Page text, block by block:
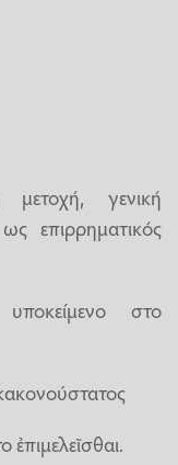
μετοχή, γενική
επιρρηματικός
στο
ἐπιμελεῖσθαι.